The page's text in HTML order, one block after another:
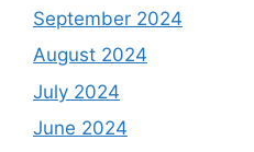
September 2024
August 2024
July 2024
June 2024